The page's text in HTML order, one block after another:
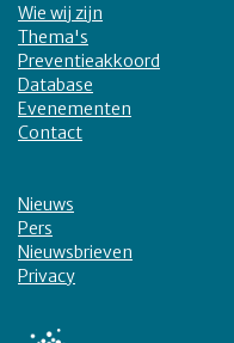
Wie wij zijn
Thema's
Preventieakkoord
Database
Evenementen
Contact
Nieuws
Pers
Nieuwsbrieven
Privacy